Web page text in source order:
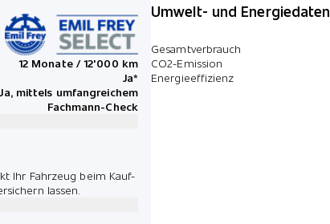
12 Monate / 12'000 km
Ja*
Ja, mittels umfangreichem
Fachmann-Check
Ihr Fahrzeug beim Kauf-
lassen.
Umwelt- und Energiedaten
Gesamtverbrauch
CO2-Emission
Energieeffizienz